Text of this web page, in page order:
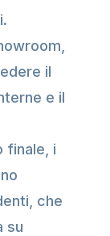
il
e il
finale, i
che
su